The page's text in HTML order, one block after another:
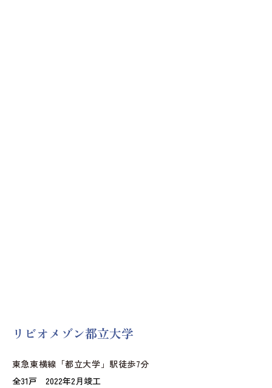
リビオメゾン都立大学
東急東横線「都立大学」駅徒歩7分
全31戸 2022年2月竣工